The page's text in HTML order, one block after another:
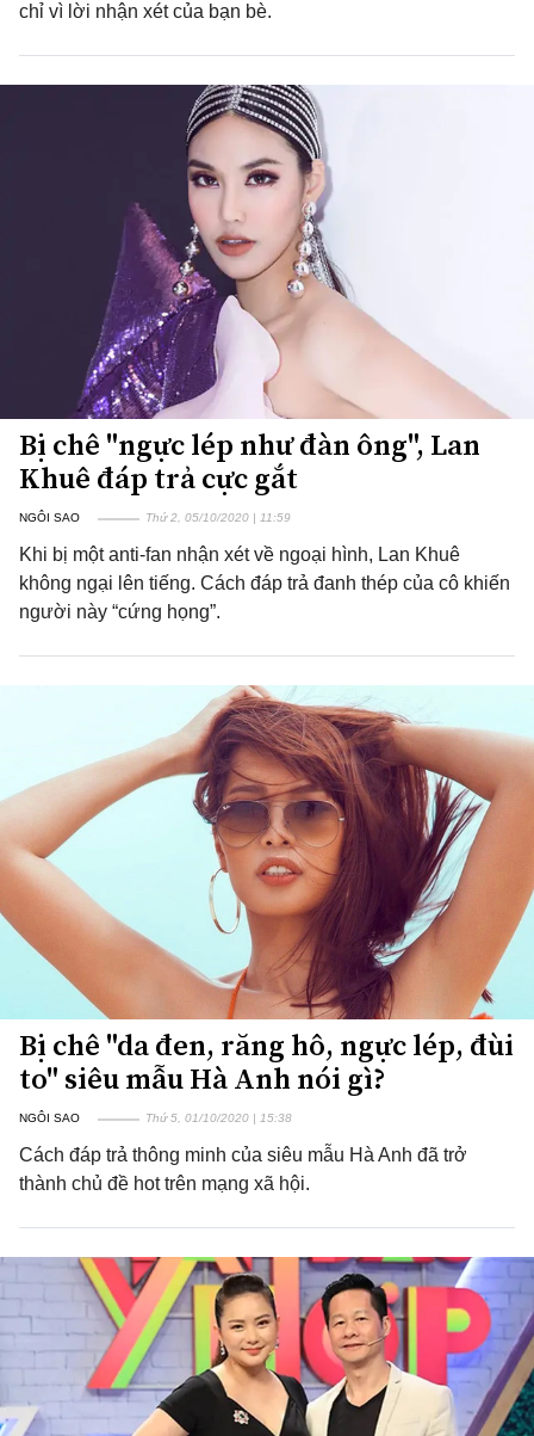
chỉ vì lời nhận xét của bạn bè.
Bị chê "ngực lép như đàn ông", Lan
Khuê đáp trả cực gắt
NGÔI SAO Thứ 2, 05/10/2020 | 11:59
Khi bị một anti-fan nhận xét về ngoại hình, Lan Khuê
không ngại lên tiếng. Cách đáp trả đanh thép của cô khiến
người này “cứng họng”.
Bị chê "da đen, răng hô, ngực lép, đùi
to" siêu mẫu Hà Anh nói gì?
NGÔI SAO Thứ 5, 01/10/2020 | 15:38
Cách đáp trả thông minh của siêu mẫu Hà Anh đã trở
thành chủ đề hot trên mạng xã hội.